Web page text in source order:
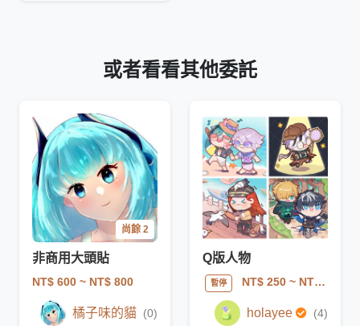
或者看看其他委託
尚餘 2
非商用大頭貼
NT$ 600 ~ NT$ 800
橘子味的貓 (0)
Q版人物
暫停 NT$ 250~ NT$ 1000
holayee (4)